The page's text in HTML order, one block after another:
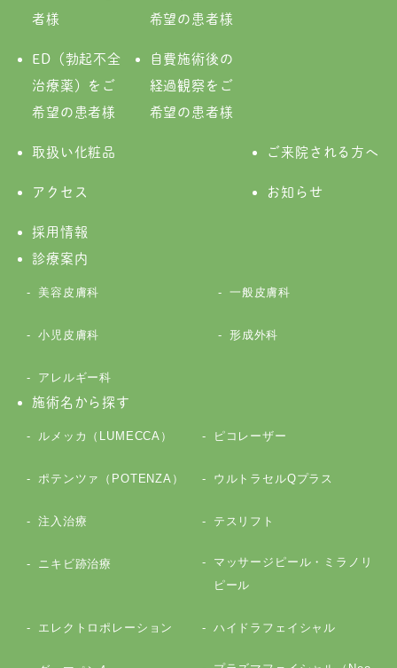
者様
希望の患者様
ED（勃起不全
治療薬）をご
希望の患者様
自費施術後の
経過観察をご
希望の患者様
取扱い化粧品 ご来院される方へ
アクセス お知らせ
採用情報
診療案内
美容皮膚科 一般皮膚科
小児皮膚科 形成外科
アレルギー科
施術名から探す
ルメッカ（LUMECCA） ピコレーザー
ポテンツァ（POTENZA） ウルトラセルQプラス
注入治療 テスリフト
ニキビ跡治療
マッサージピール・ミラノリ
ピール
エレクトロポレーション ハイドラフェイシャル